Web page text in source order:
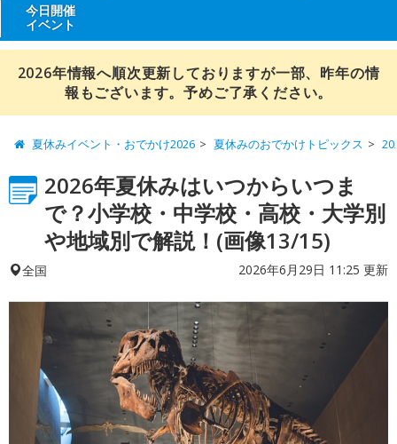
今日開催
イベント
2026年情報へ順次更新しておりますが一部、昨年の情
報もございます。予めご了承ください。
夏休みイベント・おでかけ2026 夏休みのおでかけトピックス
2026年夏休みはいつからいつま
で？小学校・中学校・高校・大学別
や地域別で解説！(画像13/15)
全国 2026年6月29日 11:25 更新